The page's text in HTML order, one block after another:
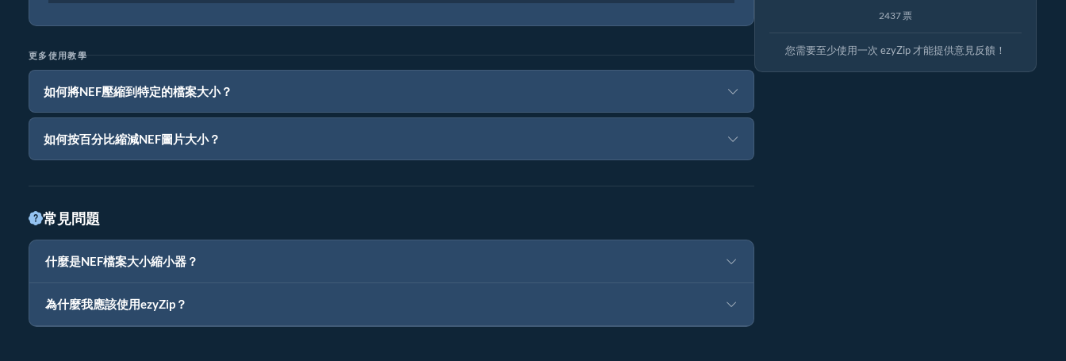
更多使用教學
如何將NEF壓縮到特定的檔案大小？
如何按百分比縮減NEF圖片大小？
常見問題
什麼是NEF檔案大小縮小器？
為什麼我應該使用ezyZip？
2437 票
您需要至少使用一次 ezyZip 才能提供意見反饋！